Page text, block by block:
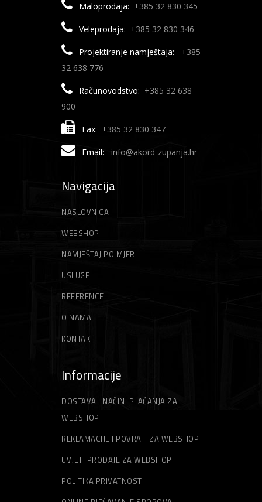
Maloprodaja: +385 32 830 345
Veleprodaja: +385 32 830 346
Projektiranje namještaja:
+385
32 638 776
Računovodstvo: +385 32 638
900
Fax: +385 32 830 347
Email: info@akord-zupanja.hr
Navigacija
NASLOVNICA
WEBSHOP
NAMJEŠTAJ PO MJERI
USLUGE
REFERENCE
O NAMA
KONTAKT
Informacije
DOSTAVA I NAČINI PLAĆANJA ZA
WEBSHOP
REKLAMACIJE I POVRATI ZA WEBSHOP
UVJETI PRODAJE ZA WEBSHOP
POLITIKA PRIVATNOSTI